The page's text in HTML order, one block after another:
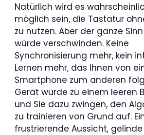
Natürlich wird es
möglich sein, die Tastatur
zu nutzen. Aber der ganze
würde verschwinden. Keine
Synchronisierung mehr, kein
Lernen mehr, das Ihnen von
Smartphone zum anderen
Gerät würde zu einem leeren
und Sie dazu zwingen, den
zu trainieren von Grund auf.
frustrierende Aussicht,